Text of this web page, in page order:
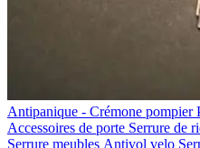
Antipanique - Crémone pompier
Accessoires de porte Serrure de
Serrure meubles Antivol velo